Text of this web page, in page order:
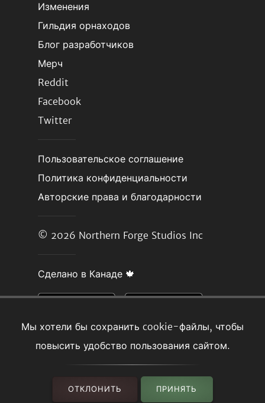
Мы хотели бы сохранить cookie-файлы, чтобы
повысить удобство пользования сайтом.
ОТКЛОНИТЬ ПРИНЯТЬ
Изменения
Гильдия орнаходов
Блог разработчиков
Мерч
Reddit
Facebook
Twitter
Пользовательское соглашение
Политика конфиденциальности
Авторские права и благодарности
© 2026 Northern Forge Studios Inc
Сделано в Канаде 🍁